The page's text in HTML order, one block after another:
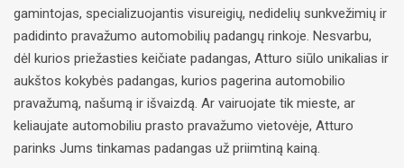
gamintojas, specializuojantis visureigių, nedidelių sunkvežimių ir
padidinto pravažumo automobilių padangų rinkoje. Nesvarbu,
dėl kurios priežasties keičiate padangas, Atturo siūlo unikalias ir
aukštos kokybės padangas, kurios pagerina automobilio
pravažumą, našumą ir išvaizdą. Ar vairuojate tik mieste, ar
keliaujate automobiliu prasto pravažumo vietovėje, Atturo
parinks Jums tinkamas padangas už priimtiną kainą.